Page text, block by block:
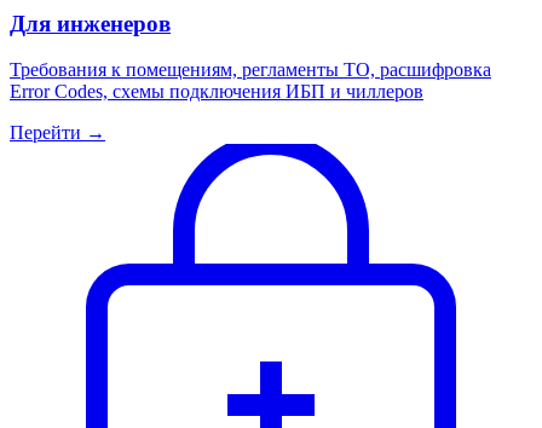
Для инженеров
Требования к помещениям, регламенты ТО, расшифровка
Error Codes, схемы подключения ИБП и чиллеров
Перейти →